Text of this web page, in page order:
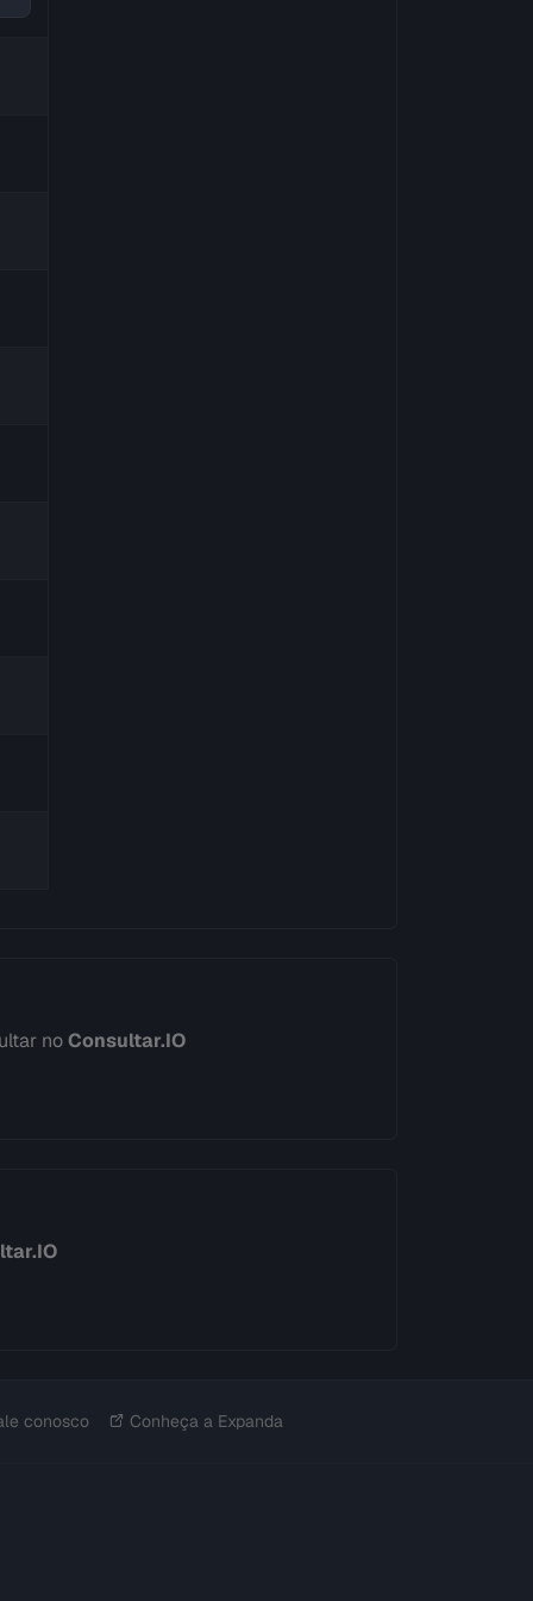
noConsultar.IO
conosco Conheça a Expanda